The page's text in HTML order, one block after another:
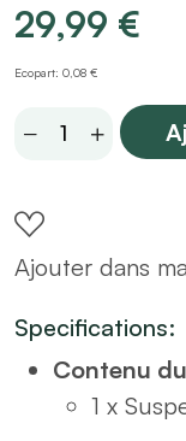
29,99 €
Ecopart: 0,08 €
Suspension
D36
quantity
Ajouter dans
Specifications:
Contenu
1 x